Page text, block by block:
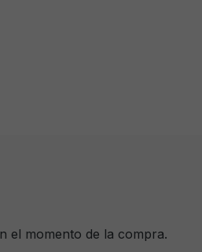
el momento de la compra.